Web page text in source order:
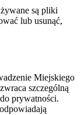
są pliki
lub usunąć,
Miejskiego
szczególną
prywatności.